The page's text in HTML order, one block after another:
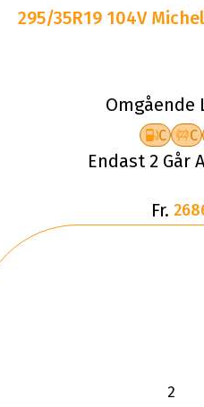
295/35R19 104V
Omgående
C C
Endast 2 Går
Fr.